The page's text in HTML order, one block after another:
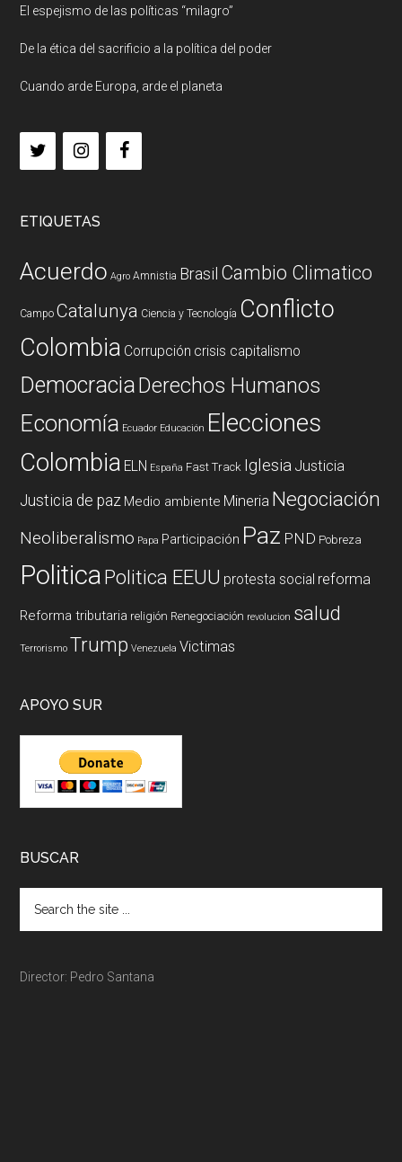
El espejismo de las políticas “milagro”
De la ética del sacrificio a la política del poder
Cuando arde Europa, arde el planeta
ETIQUETAS
Acuerdo Agro Amnistia Brasil Cambio Climatico
Campo Catalunya Ciencia y Tecnología Conflicto
Colombia Corrupción crisis capitalismo
DemocraciaDerechos Humanos
Economía Ecuador Educación Elecciones
Colombia ELN España Fast Track Iglesia Justicia
Justicia de paz Medio ambiente Mineria Negociación
Neoliberalismo Papa Participación Paz PND Pobreza
PoliticaPolitica EEUU protesta social reforma
Reforma tributaria religión Renegociación revolucion salud
Terrorismo Trump Venezuela Victimas
APOYO SUR
BUSCAR
Director: Pedro Santana